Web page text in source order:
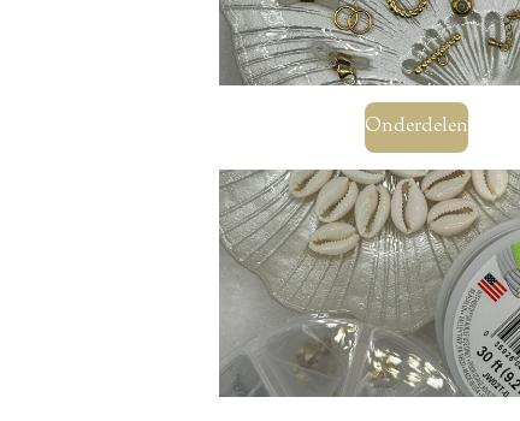
Onderdelen